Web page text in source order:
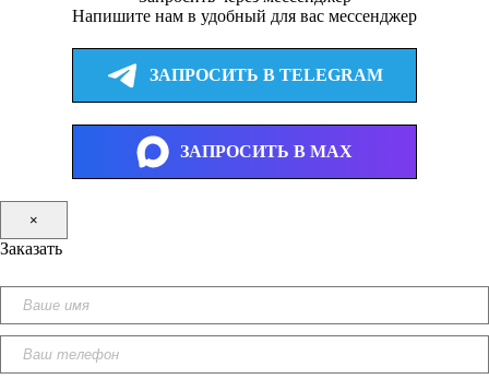
Напишите нам в удобный для вас мессенджер
ЗАПРОСИТЬ В TELEGRAM
ЗАПРОСИТЬ В MAX
×
Заказать